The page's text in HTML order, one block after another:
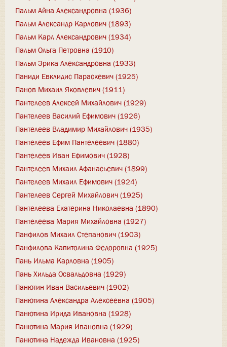
Пальм Айна Александровна (1936)
Пальм Александр Карлович (1893)
Пальм Карл Александрович (1934)
Пальм Ольга Петровна (1910)
Пальм Эрика Александровна (1933)
Паниди Евклидис Параскевич (1925)
Панов Михаил Яковлевич (1911)
Пантелеев Алексей Михайлович (1929)
Пантелеев Василий Ефимович (1926)
Пантелеев Владимир Михайлович (1935)
Пантелеев Ефим Пантелеевич (1880)
Пантелеев Иван Ефимович (1928)
Пантелеев Михаил Афанасьевич (1899)
Пантелеев Михаил Ефимович (1924)
Пантелеев Сергей Михайлович (1925)
Пантелеева Екатерина Николаевна (1890)
Пантелеева Мария Михайловна (1927)
Панфилов Михаил Степанович (1903)
Панфилова Капитолина Федоровна (1925)
Пань Ильма Карловна (1905)
Пань Хильда Освальдовна (1929)
Панютин Иван Васильевич (1902)
Панютина Александра Алексеевна (1905)
Панютина Ирида Ивановна (1928)
Панютина Мария Ивановна (1929)
Панютина Надежда Ивановна (1925)